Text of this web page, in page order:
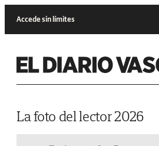
Accede sin límites
La foto del lector 2026